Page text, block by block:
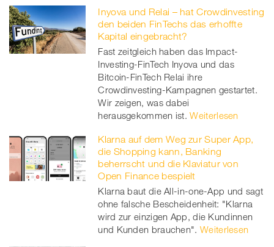
Inyova und Relai – hat Crowdinvesting
den beiden FinTechs das erhoffte
Kapital eingebracht?
Fast zeitgleich haben das Impact-
Investing-FinTech Inyova und das
Bitcoin-FinTech Relai ihre
Crowdinvesting-Kampagnen gestartet.
Wir zeigen, was dabei
herausgekommen ist. Weiterlesen
Klarna auf dem Weg zur Super App,
die Shopping kann, Banking
beherrscht und die Klaviatur von
Open Finance bespielt
Klarna baut die All-in-one-App und sagt
ohne falsche Bescheidenheit: "Klarna
wird zur einzigen App, die Kundinnen
und Kunden brauchen". Weiterlesen